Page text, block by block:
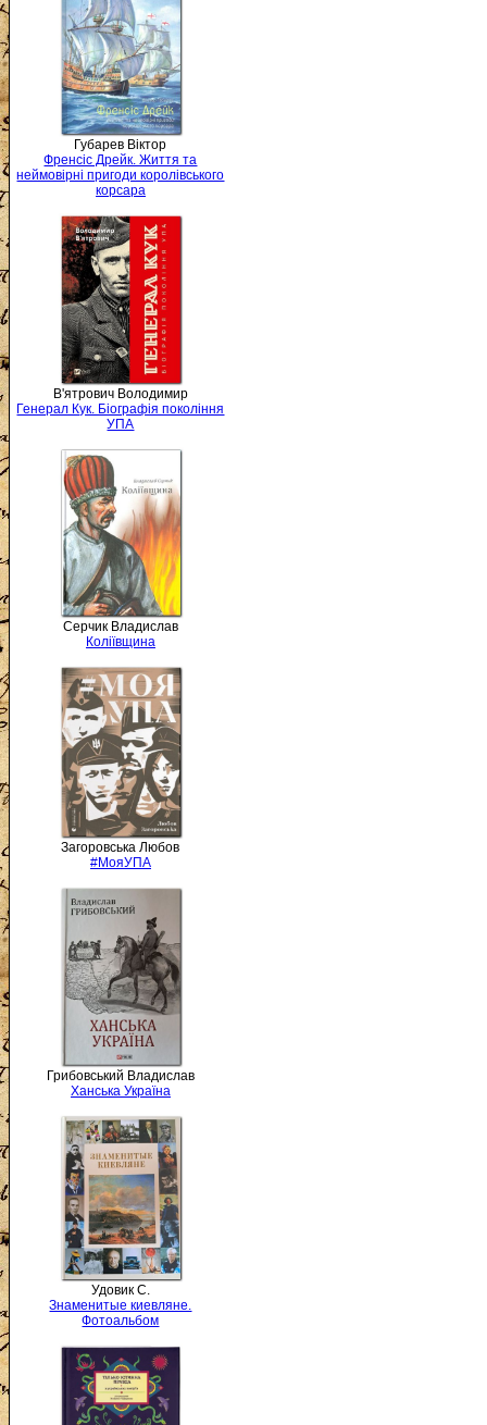
Губарев Віктор
Френсіс Дрейк. Життя та
неймовірні пригоди королівського
корсара
В'ятрович Володимир
Генерал Кук. Біографія покоління
УПА
Серчик Владислав
Коліївщина
Загоровська Любов
#МояУПА
Грибовський Владислав
Ханська Україна
Удовик С.
Знаменитые киевляне.
Фотоальбом